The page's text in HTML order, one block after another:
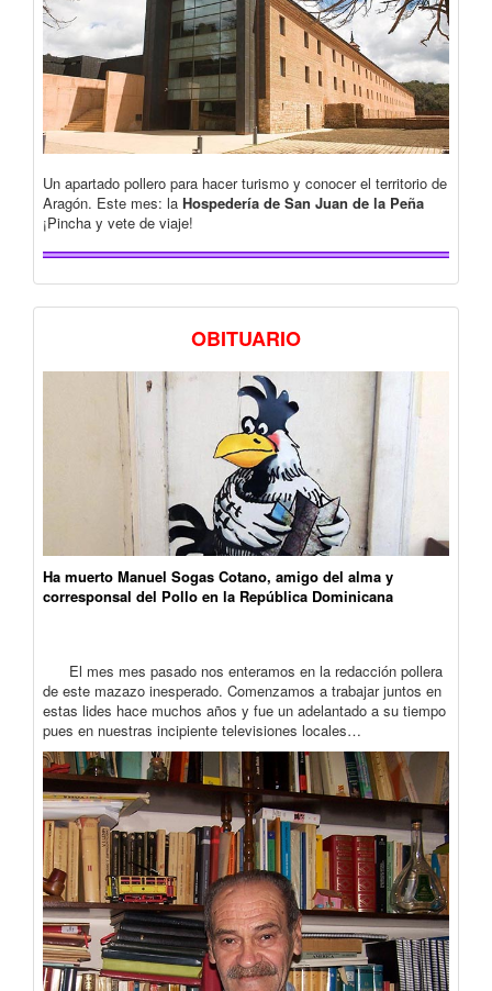
Un apartado pollero para hacer turismo y conocer el territorio de
Aragón. Este mes: la Hospedería de San Juan de la Peña
¡Pincha y vete de viaje!
OBITUARIO
Ha muerto Manuel Sogas Cotano, amigo del alma y
corresponsal del Pollo en la República Dominicana
El mes mes pasado nos enteramos en la redacción pollera
de este mazazo inesperado. Comenzamos a trabajar juntos en
estas lides hace muchos años y fue un adelantado a su tiempo
pues en nuestras incipiente televisiones locales…